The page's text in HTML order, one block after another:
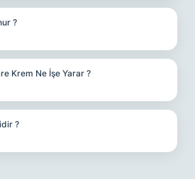
?
Krem Ne İşe Yarar ?
?